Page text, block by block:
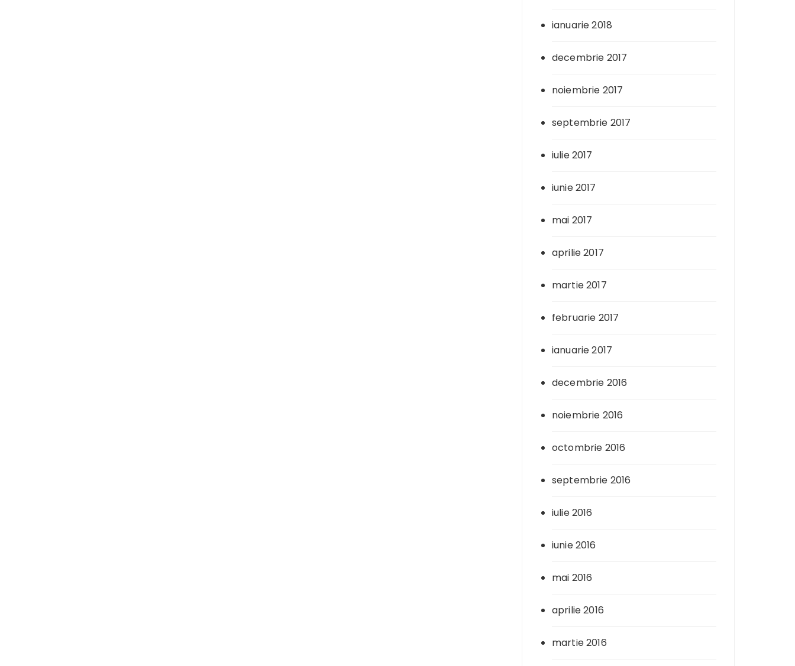
ianuarie 2018
decembrie 2017
noiembrie 2017
septembrie 2017
iulie 2017
iunie 2017
mai 2017
aprilie 2017
martie 2017
februarie 2017
ianuarie 2017
decembrie 2016
noiembrie 2016
octombrie 2016
septembrie 2016
iulie 2016
iunie 2016
mai 2016
aprilie 2016
martie 2016